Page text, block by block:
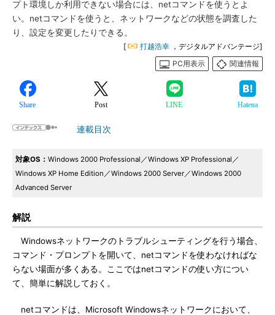
プト環境しか利用できない場合には、netコマンドを使うとよ
い。netコマンドを使うと、ネットワークなどの状態を調査した
り、設定を変更したりできる。
[ 打越浩幸 ，デジタルアドバンテージ]
PC用表示
関連情報
Share Post LINE Hatena
連載目次
対象OS： Windows 2000 Professional／Windows XP Professional／
Windows XP Home Edition／Windows 2000 Server／Windows 2000
Advanced Server
解説
Windowsネットワークのトラブルシューティングを行う場合、
コマンド・プロンプトを開いて、netコマンドを使わなければな
らない場面が多くある。ここではnetコマンドの使い方につい
て、簡単に解説しておく。
netコマンドは、Microsoft Windowsネットワークにおいて、